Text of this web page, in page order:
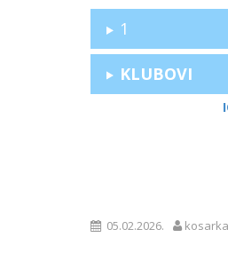
1
KLUBOVI
05.02.2026. kosarka